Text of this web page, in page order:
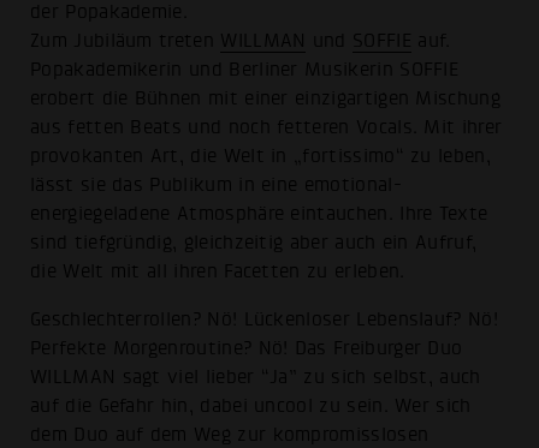
der Popakademie.
Zum Jubiläum treten WILLMAN und SOFFIE auf.
Popakademikerin und Berliner Musikerin SOFFIE
erobert die Bühnen mit einer einzigartigen Mischung
aus fetten Beats und noch fetteren Vocals. Mit ihrer
provokanten Art, die Welt in „fortissimo“ zu leben,
lässt sie das Publikum in eine emotional-
energiegeladene Atmosphäre eintauchen. Ihre Texte
sind tiefgründig, gleichzeitig aber auch ein Aufruf,
die Welt mit all ihren Facetten zu erleben.
Geschlechterrollen? Nö! Lückenloser Lebenslauf? Nö!
Perfekte Morgenroutine? Nö! Das Freiburger Duo
WILLMAN sagt viel lieber “Ja” zu sich selbst, auch
auf die Gefahr hin, dabei uncool zu sein. Wer sich
dem Duo auf dem Weg zur kompromisslosen